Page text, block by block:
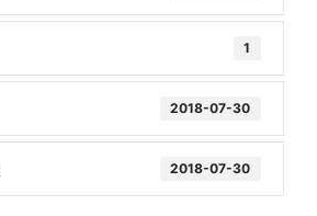
1
2018-07-30
2018-07-30